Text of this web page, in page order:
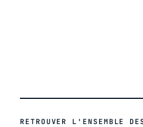
RETROUVER L'ENSEMBLE